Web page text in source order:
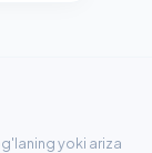
yoki ariza